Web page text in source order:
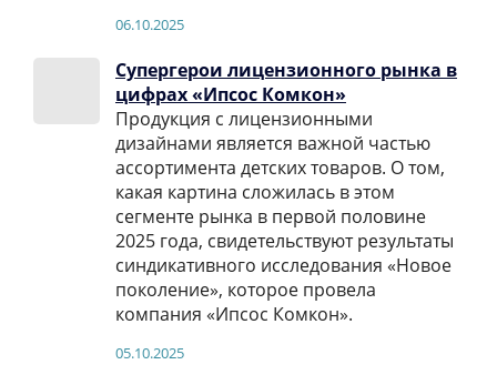
06.10.2025
Супергерои лицензионного рынка в
цифрах «Ипсос Комкон»
Продукция с лицензионными
дизайнами является важной частью
ассортимента детских товаров. О том,
какая картина сложилась в этом
сегменте рынка в первой половине
2025 года, свидетельствуют результаты
синдикативного исследования «Новое
поколение», которое провела
компания «Ипсос Комкон».
05.10.2025